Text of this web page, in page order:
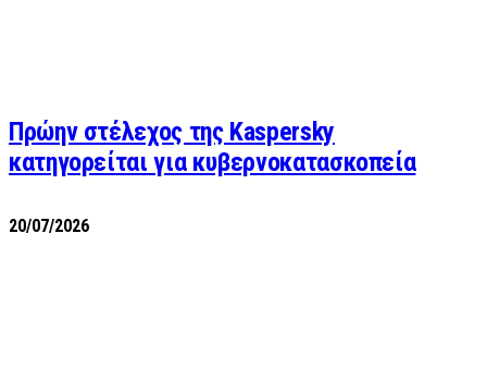
Πρώην στέλεχος της Kaspersky
κατηγορείται για κυβερνοκατασκοπεία
20/07/2026